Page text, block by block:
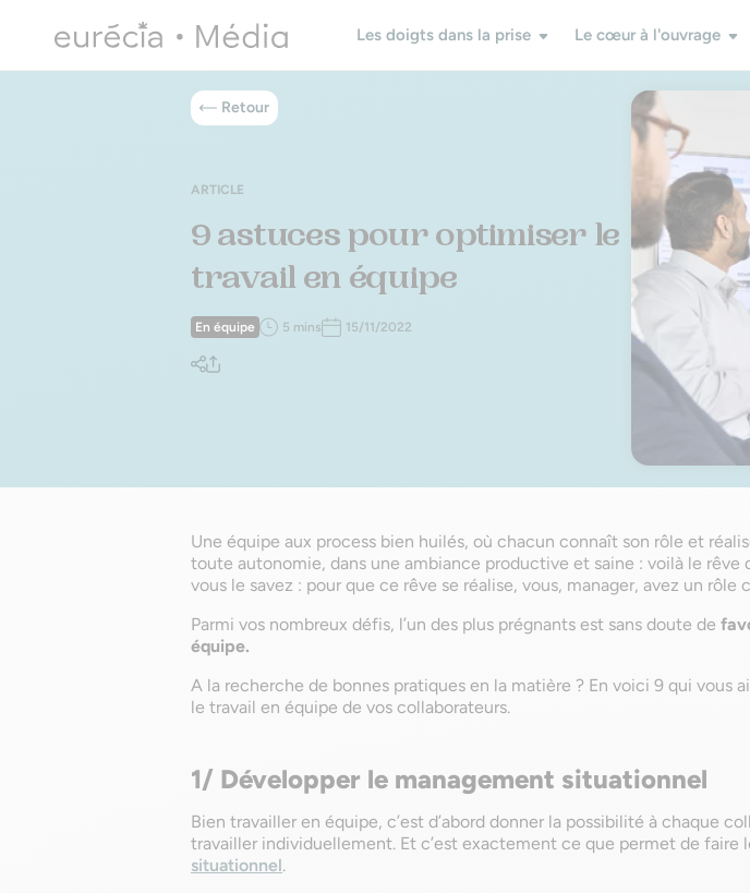
Les doigts dans la prise Le cœur à l'ouvrage
Retour
ARTICLE
9 astuces pour optimiser le
travail en équipe
En équipe 5 mins 15/11/2022
Une équipe aux process bien huilés, où chacun connaît son rôle et
toute autonomie, dans une ambiance productive et saine : voilà le rêve
vous le savez : pour que ce rêve se réalise, vous, manager, avez un rôle
Parmi vos nombreux défis, l’un des plus prégnants est sans doute de
équipe.
A la recherche de bonnes pratiques en la matière ? En voici 9 qui vous
le travail en équipe de vos collaborateurs.
1/ Développer le management situationnel
Bien travailler en équipe, c’est d’abord donner la possibilité à chaque
travailler individuellement. Et c’est exactement ce que permet de faire
situationnel.